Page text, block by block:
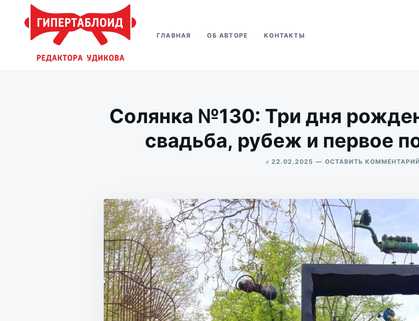
Перейти
содержимому
ГЛАВНАЯ ОБ АВТОРЕ КОНТАКТЫ
Солянка №130: Три дня
свадьба, рубеж и первое
в 22.02.2025 ОСТАВИТЬ КОММЕНТАРИЙ